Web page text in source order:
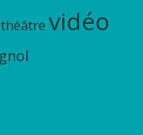
théâtre vidéo